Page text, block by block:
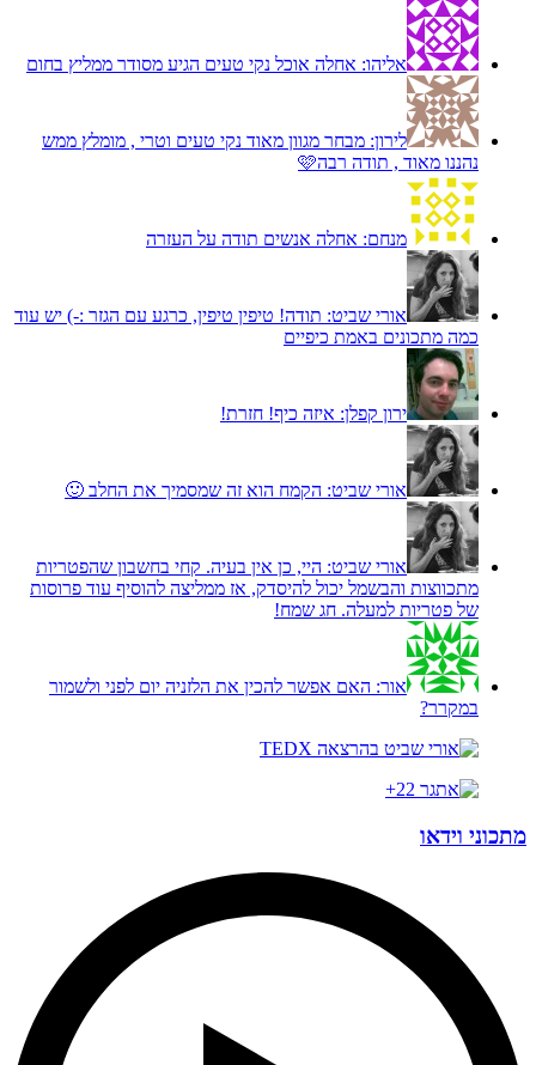
אליהו: אחלה אוכל נקי טעים הגיע מסודר ממליץ בחום
לירון: מבחר מגוון מאוד נקי טעים וטרי , מומלץ ממש
נהננו מאוד , תודה רבה🩷
מנחם: אחלה אנשים תודה על העזרה
אורי שביט: תודה! טיפין טיפין, כרגע עם הגזר :-) יש עוד
כמה מתכונים באמת כיפיים
ירון קפלן: איזה כיף! חזרת!
אורי שביט: הקמח הוא זה שמסמיך את החלב 🙂
אורי שביט: היי, כן אין בעיה. קחי בחשבון שהפטריות
מתכווצות והבשמל יכול להיסדק, אז ממליצה להוסיף עוד פרוסות
של פטריות למעלה. חג שמח!
אור: האם אפשר להכין את הלזניה יום לפני ולשמור
במקרר?
מתכוני וידאו